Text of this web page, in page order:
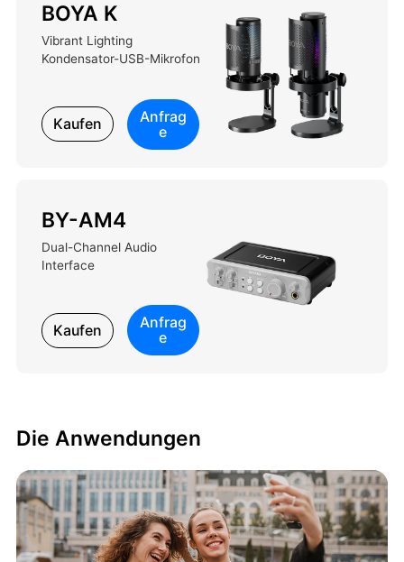
BOYA K
Vibrant Lighting
Kondensator-USB-Mikrofon
Kaufen
Anfrag
e
BY-AM4
Dual-Channel Audio
Interface
Kaufen
Anfrag
e
Die Anwendungen